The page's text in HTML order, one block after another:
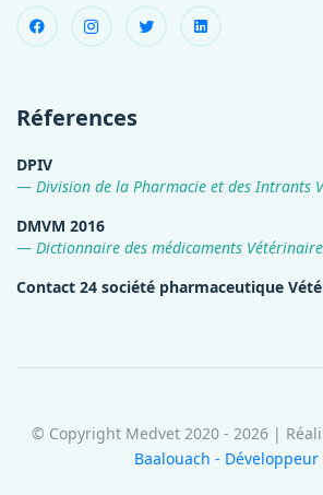
Réferences
DPIV
Division de la Pharmacie et des Intrants
DMVM 2016
Dictionnaire des médicaments
Contact 24 société pharmaceutique
© Copyright Medvet 2020 - 2026 |
Baalouach - Développeur